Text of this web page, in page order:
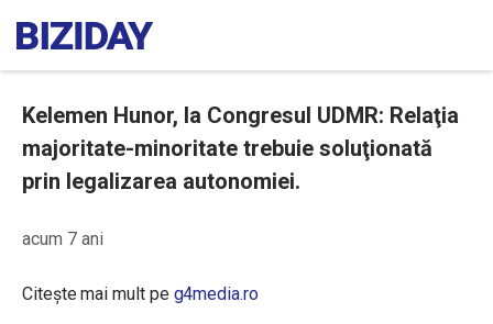
Kelemen Hunor, la Congresul UDMR: Relaţia
majoritate-minoritate trebuie soluţionată
prin legalizarea autonomiei.
acum 7 ani
Citește mai mult pe g4media.ro